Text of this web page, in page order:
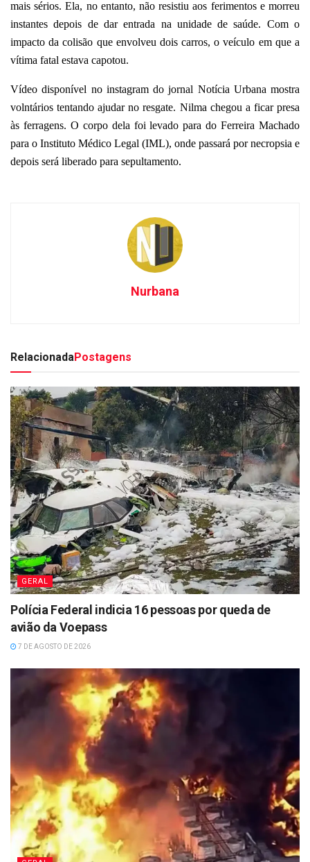
mais sérios. Ela, no entanto, não resistiu aos ferimentos e morreu
instantes depois de dar entrada na unidade de saúde. Com o
impacto da colisão que envolveu dois carros, o veículo em que a
vítima fatal estava capotou.
Vídeo disponível no instagram do jornal Notícia Urbana mostra
volntários tentando ajudar no resgate. Nilma chegou a ficar presa
às ferragens. O corpo dela foi levado para do Ferreira Machado
para o Instituto Médico Legal (IML), onde passará por necropsia e
depois será liberado para sepultamento.
Nurbana
RelacionadaPostagens
GERAL
Polícia Federal indicia 16 pessoas por queda de
avião da Voepass
7 DE AGOSTO DE 2026